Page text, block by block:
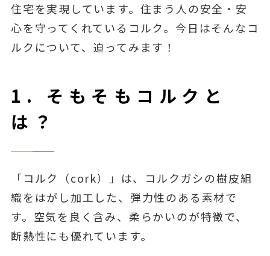
住宅を実現しています。住まう人の安全・安
心を守ってくれているコルク。今日はそんなコ
ルクについて、迫ってみます！
1. そもそもコルクと
は？
「コルク（cork）」は、コルクガシの樹皮組
織をはがし加工した、弾力性のある素材で
す。空気を良く含み、柔らかいのが特徴で、
断熱性にも優れています。